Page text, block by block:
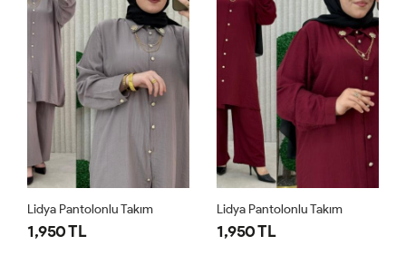
Lidya Pantolonlu Takım
1,950 TL
Lidya Pantolonlu Takım
1,950 TL